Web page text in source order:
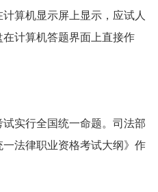
算机显示屏上显示，应试人
计算机答题界面上直接作
实行全国统一命题。司法部
法律职业资格考试大纲》作